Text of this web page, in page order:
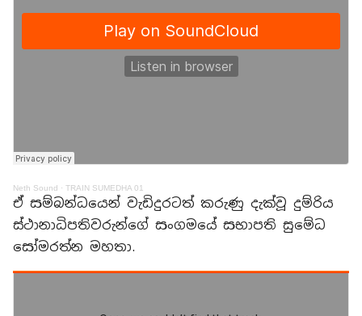
Neth Sound · TRAIN SUMEDHA 01
ඒ සම්බන්ධයෙන් වැඩිදුරටත් කරුණු දැක්වූ දුම්රිය
ස්ථානාධිපතිවරුන්ගේ සංගමයේ සභාපති සුමේධ
සෝමරත්න මහතා.